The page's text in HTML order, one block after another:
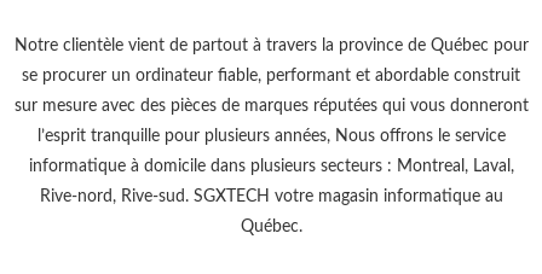
Notre clientèle vient de partout à travers la province de Québec pour
se procurer un ordinateur fiable, performant et abordable construit
sur mesure avec des pièces de marques réputées qui vous donneront
l’esprit tranquille pour plusieurs années, Nous offrons le service
informatique à domicile dans plusieurs secteurs : Montreal, Laval,
Rive-nord, Rive-sud. SGXTECH votre magasin informatique au
Québec.